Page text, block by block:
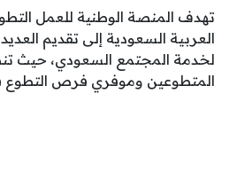
تهدف المنصة الوطنية للعمل
العربية السعودية إلى تقديم
لخدمة المجتمع السعودي، حيث
المتطوعين وموفري فرص التطوع